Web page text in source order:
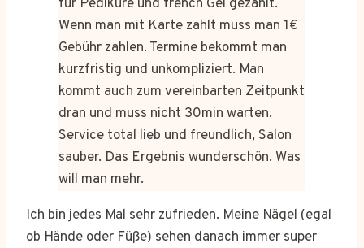
für Pediküre und french Gel gezahlt.
Wenn man mit Karte zahlt muss man 1€
Gebühr zahlen. Termine bekommt man
kurzfristig und unkompliziert. Man
kommt auch zum vereinbarten Zeitpunkt
dran und muss nicht 30min warten.
Service total lieb und freundlich, Salon
sauber. Das Ergebnis wunderschön. Was
will man mehr.
Ich bin jedes Mal sehr zufrieden. Meine Nägel (egal
ob Hände oder Füße) sehen danach immer super